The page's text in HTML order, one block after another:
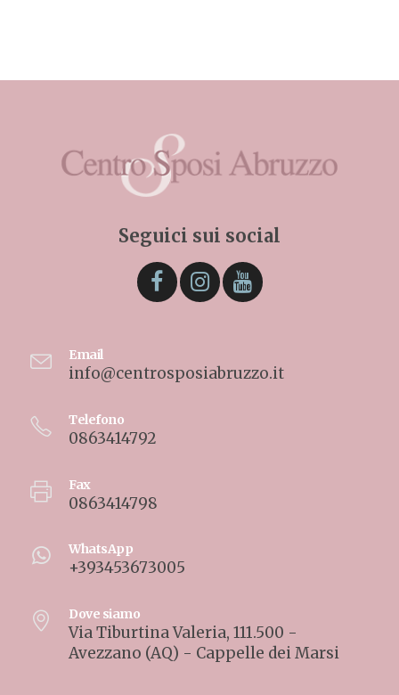
Seguici sui social
Email
info@centrosposiabruzzo.it
Telefono
0863414792
Fax
0863414798
WhatsApp
+393453673005
Dove siamo
Via Tiburtina Valeria, 111.500 -
Avezzano (AQ) - Cappelle dei Marsi